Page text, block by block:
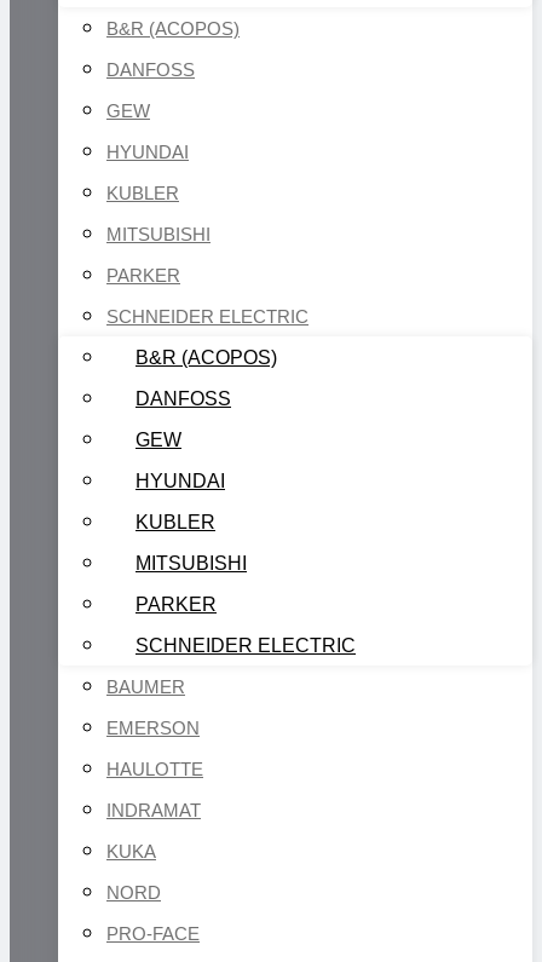
B&R (ACOPOS)
DANFOSS
GEW
HYUNDAI
KUBLER
MITSUBISHI
PARKER
SCHNEIDER ELECTRIC
B&R (ACOPOS)
DANFOSS
GEW
HYUNDAI
KUBLER
MITSUBISHI
PARKER
SCHNEIDER ELECTRIC
BAUMER
EMERSON
HAULOTTE
INDRAMAT
KUKA
NORD
PRO-FACE